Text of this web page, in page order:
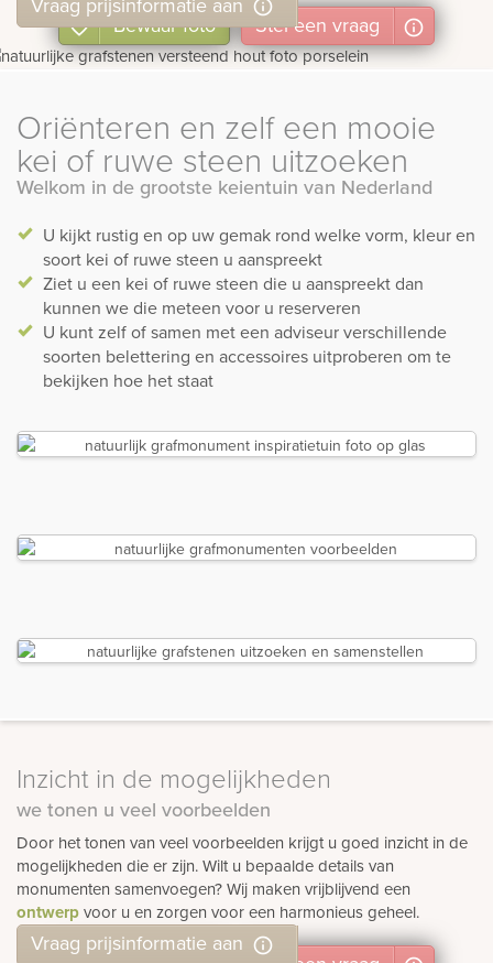
Bewaar foto Steleen vraag
Oriënteren en zelf een mooie
kei of ruwe steen uitzoeken
Welkom in de grootste keientuin van Nederland
U kijkt rustig en op uw gemak rond welke vorm, kleur en
soort kei of ruwe steen u aanspreekt
Ziet u een kei of ruwe steen die u aanspreekt dan
kunnen we die meteen voor u reserveren
U kunt zelf of samen met een adviseur verschillende
soorten belettering en accessoires uitproberen om te
bekijken hoe het staat
Inzicht in de mogelijkheden
we tonen u veel voorbeelden
Door het tonen van veel voorbeelden krijgt u goed inzicht in de
mogelijkheden die er zijn. Wilt u bepaalde details van
monumenten samenvoegen? Wij maken vrijblijvend een
ontwerpvoor u en zorgen voor een harmonieus geheel.
Vraag prijsinformatie aan